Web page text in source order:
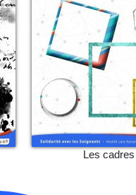
Les cadres